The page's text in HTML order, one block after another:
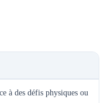
à des défis physiques ou